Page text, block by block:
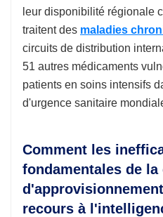
leur disponibilité régionale
traitent des maladies
circuits de distribution
51 autres médicaments
patients en soins intensifs
d'urgence sanitaire
Comment les
fondamentales de la
recours à